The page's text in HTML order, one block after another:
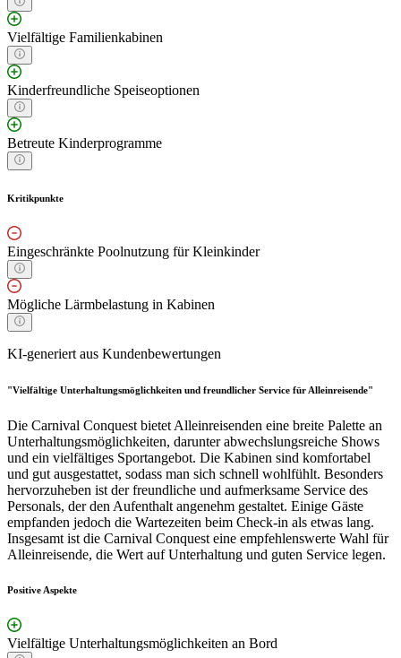
Vielfältige Familienkabinen
Kinderfreundliche Speiseoptionen
Betreute Kinderprogramme
Kritikpunkte
Eingeschränkte Poolnutzung für Kleinkinder
Mögliche Lärmbelastung in Kabinen
KI-generiert aus Kundenbewertungen
"Vielfältige Unterhaltungsmöglichkeiten und freundlicher Service für Alleinreisende"
Die Carnival Conquest bietet Alleinreisenden eine breite Palette an
Unterhaltungsmöglichkeiten, darunter abwechslungsreiche Shows
und ein vielfältiges Sportangebot. Die Kabinen sind komfortabel
und gut ausgestattet, sodass man sich schnell wohlfühlt. Besonders
hervorzuheben ist der freundliche und aufmerksame Service des
Personals, der den Aufenthalt angenehm gestaltet. Einige Gäste
empfanden jedoch die Wartezeiten beim Check-in als etwas lang.
Insgesamt ist die Carnival Conquest eine empfehlenswerte Wahl für
Alleinreisende, die Wert auf Unterhaltung und guten Service legen.
Positive Aspekte
Vielfältige Unterhaltungsmöglichkeiten an Bord